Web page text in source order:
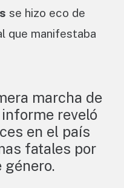
se hizo eco de
que manifestaba
marcha de
reveló
en el país
fatales por
género.